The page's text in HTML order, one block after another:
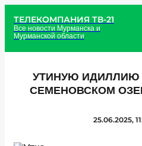
ТЕЛЕКОМПАНИЯ ТВ-21
Все новости Мурманска и
Мурманской области
УТИНУЮ
СЕМЕНОВСКОМ
25.06.2025,